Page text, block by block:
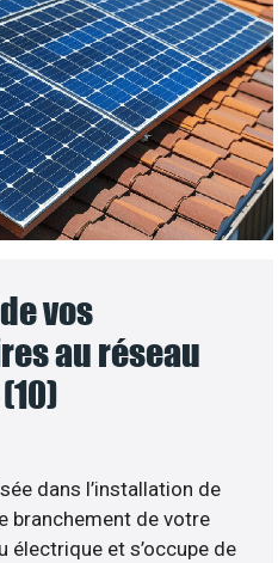
vos
au réseau
dans l’installation de
branchement de votre
électrique et s’occupe de